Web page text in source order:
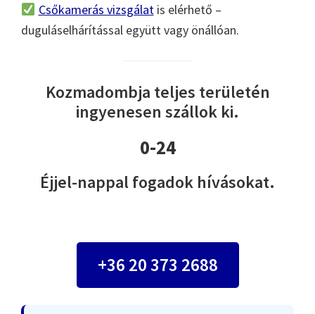
Csőkamerás vizsgálatis elérhető –
duguláselhárítással együtt vagy önállóan.
Kozmadombja teljes területén
ingyenesen szállok ki.
0-24
Éjjel-nappal fogadok hívásokat.
+36 20 373 2688